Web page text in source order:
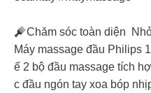
Chăm sóc toàn diện
Máy massage đầu Philips
ế 2 bộ đầu massage tích
c đầu ngón tay xoa bóp